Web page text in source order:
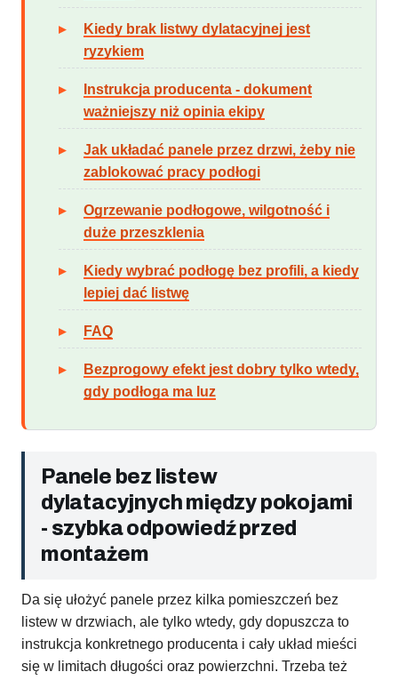
Kiedy brak listwy dylatacyjnej jest
ryzykiem
Instrukcja producenta - dokument
ważniejszy niż opinia ekipy
Jak układać panele przez drzwi, żeby nie
zablokować pracy podłogi
Ogrzewanie podłogowe, wilgotność i
duże przeszklenia
Kiedy wybrać podłogę bez profili, a kiedy
lepiej dać listwę
FAQ
Bezprogowy efekt jest dobry tylko wtedy,
gdy podłoga ma luz
Panele bez listew
dylatacyjnych między pokojami
- szybka odpowiedź przed
montażem
Da się ułożyć panele przez kilka pomieszczeń bez
listew w drzwiach, ale tylko wtedy, gdy dopuszcza to
instrukcja konkretnego producenta i cały układ mieści
się w limitach długości oraz powierzchni. Trzeba też